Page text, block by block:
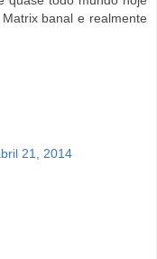
banal e realmente
21, 2014